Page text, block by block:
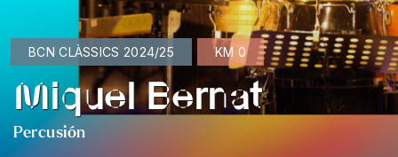
BCN CLÀSSICS 2024/25 KM 0
Miquel Bernat
Percusión